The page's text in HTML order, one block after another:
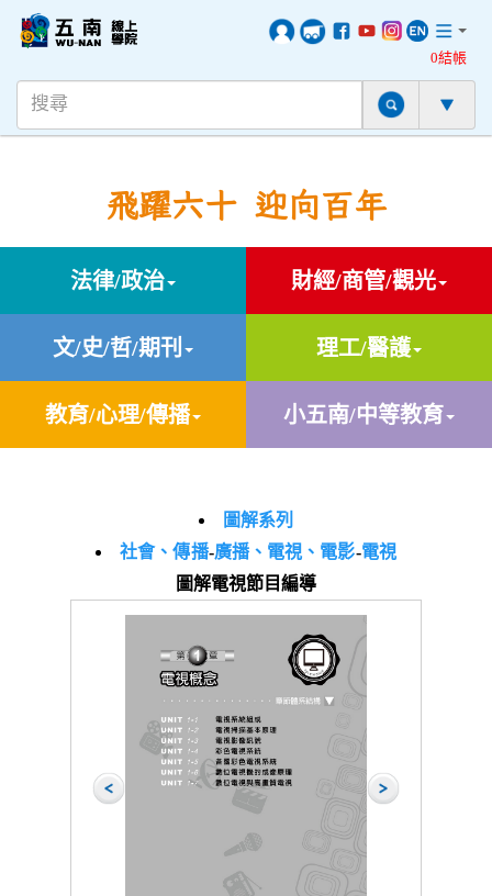
0結帳
飛躍六十 迎向百年
法律/政治 財經/商管/觀光
文/史/哲/期刊 理工/醫護
教育/心理/傳播 小五南/中等教育
圖解系列
社會、傳播-廣播、電視、電影-電視
圖解電視節目編導